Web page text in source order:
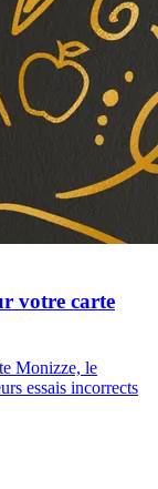
votre carte
Monizze, le
essais incorrects